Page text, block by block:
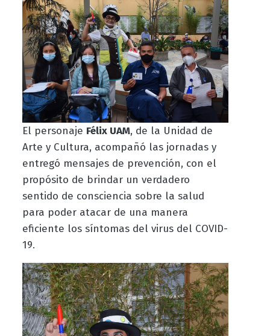
El personaje Félix UAM, de la Unidad de
Arte y Cultura, acompañó las jornadas y
entregó mensajes de prevención, con el
propósito de brindar un verdadero
sentido de consciencia sobre la salud
para poder atacar de una manera
eficiente los síntomas del virus del COVID-
19.